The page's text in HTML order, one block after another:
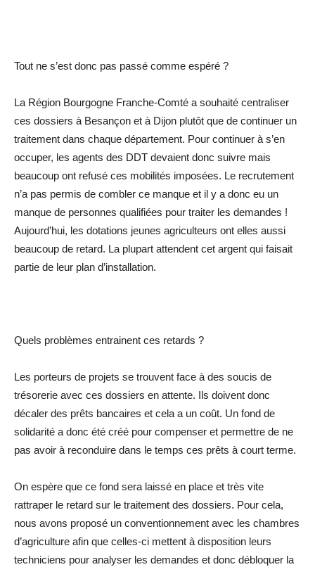
Tout ne s’est donc pas passé comme espéré ?
La Région Bourgogne Franche-Comté a souhaité centraliser
ces dossiers à Besançon et à Dijon plutôt que de continuer un
traitement dans chaque département. Pour continuer à s’en
occuper, les agents des DDT devaient donc suivre mais
beaucoup ont refusé ces mobilités imposées. Le recrutement
n’a pas permis de combler ce manque et il y a donc eu un
manque de personnes qualifiées pour traiter les demandes !
Aujourd’hui, les dotations jeunes agriculteurs ont elles aussi
beaucoup de retard. La plupart attendent cet argent qui faisait
partie de leur plan d’installation.
Quels problèmes entrainent ces retards ?
Les porteurs de projets se trouvent face à des soucis de
trésorerie avec ces dossiers en attente. Ils doivent donc
décaler des prêts bancaires et cela a un coût. Un fond de
solidarité a donc été créé pour compenser et permettre de ne
pas avoir à reconduire dans le temps ces prêts à court terme.
On espère que ce fond sera laissé en place et très vite
rattraper le retard sur le traitement des dossiers. Pour cela,
nous avons proposé un conventionnement avec les chambres
d’agriculture afin que celles-ci mettent à disposition leurs
techniciens pour analyser les demandes et donc débloquer la